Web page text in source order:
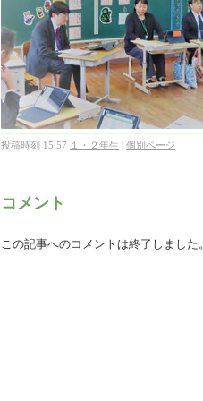
投稿時刻 15:57 １・２年生 | 個別ページ
コメント
この記事へのコメントは終了しました